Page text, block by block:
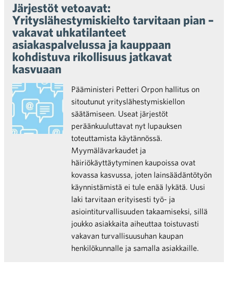
Järjestöt vetoavat:
Yrityslähestymiskielto tarvitaan pian –
vakavat uhkatilanteet
asiakaspalvelussa ja kauppaan
kohdistuva rikollisuus jatkavat
kasvuaan
Pääministeri Petteri Orpon hallitus on
sitoutunut yrityslähestymiskiellon
säätämiseen. Useat järjestöt
peräänkuuluttavat nyt lupauksen
toteuttamista käytännössä.
Myymälävarkaudet ja
häiriökäyttäytyminen kaupoissa ovat
kovassa kasvussa, joten lainsäädäntötyön
käynnistämistä ei tule enää lykätä. Uusi
laki tarvitaan erityisesti työ- ja
asiointiturvallisuuden takaamiseksi, sillä
joukko asiakkaita aiheuttaa toistuvasti
vakavan turvallisuusuhan kaupan
henkilökunnalle ja samalla asiakkaille.